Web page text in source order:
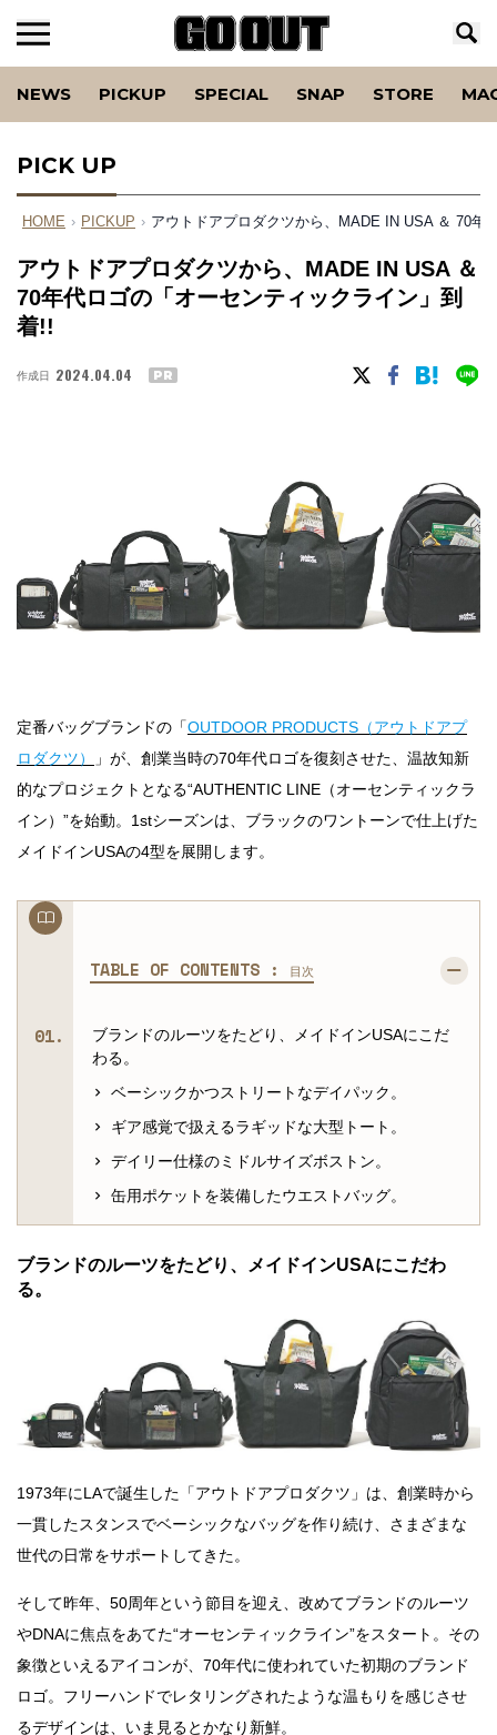
NEWS PICKUP SPECIAL SNAP STORE
PICK UP
HOME › PICKUP › アウトドアプロダクツから、MADE IN USA ＆ 70年
アウトドアプロダクツから、MADE IN USA ＆
70年代ロゴの「オーセンティックライン」到
着!!
作成日 2024.04.04 PR
定番バッグブランドの「OUTDOOR PRODUCTS（アウトドアプ
ロダクツ）
」が、創業当時の70年代ロゴを復刻させた、温故知新
的なプロジェクトとなる“AUTHENTIC LINE（オーセンティックラ
イン）”を始動。1stシーズンは、ブラックのワントーンで仕上げた
メイドインUSAの4型を展開します。
TABLE OF CONTENTS : 目次
ブランドのルーツをたどり、メイドインUSAにこだ
わる。
ベーシックかつストリートなデイパック。
ギア感覚で扱えるラギッドな大型トート。
デイリー仕様のミドルサイズボストン。
缶用ポケットを装備したウエストバッグ。
ブランドのルーツをたどり、メイドインUSAにこだわ
る。
1973年にLAで誕生した「アウトドアプロダクツ」は、創業時から
一貫したスタンスでベーシックなバッグを作り続け、さまざまな
世代の日常をサポートしてきた。
そして昨年、50周年という節目を迎え、改めてブランドのルーツ
やDNAに焦点をあてた“オーセンティックライン”をスタート。その
象徴といえるアイコンが、70年代に使われていた初期のブランド
ロゴ。フリーハンドでレタリングされたような温もりを感じさせ
るデザインは、いま見るとかなり新鮮。